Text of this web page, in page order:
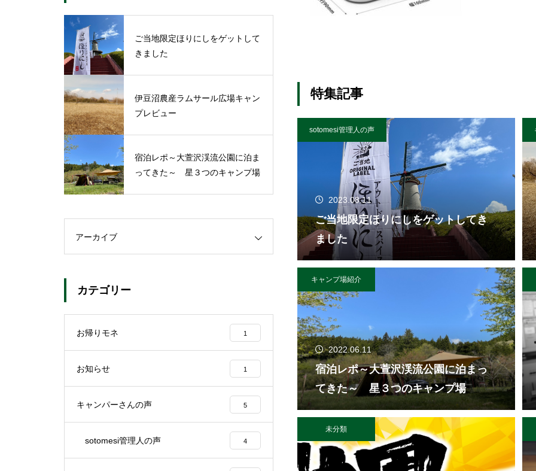
特集記事
sotomesi管理人の声
2023.08.11
ご当地限定ほりにしをゲットしてき
ました
キャンプ場紹介
2022.06.11
宿泊レポ～大萱沢渓流公園に泊まっ
てきた～ 星３つのキャンプ場
未分類
ご当地限定ほりにしをゲットして
きました
伊豆沼農産ラムサール広場キャン
プレビュー
宿泊レポ～大萱沢渓流公園に泊ま
ってきた～ 星３つのキャンプ場
アーカイブ
カテゴリー
お帰りモネ 1
お知らせ 1
キャンパーさんの声 5
sotomesi管理人の声 4